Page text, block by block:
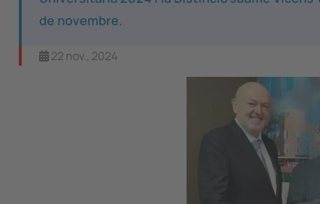
de novembre.
22 nov., 2024